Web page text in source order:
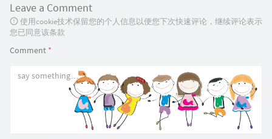
Leave a Comment
使用cookie技术保留您的个人信息以便您下次快速评论，继续评论表示
您已同意该条款
Comment *